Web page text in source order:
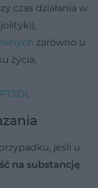
czas działania w
zarówno u
życia,
.
jeśli u
na substancję